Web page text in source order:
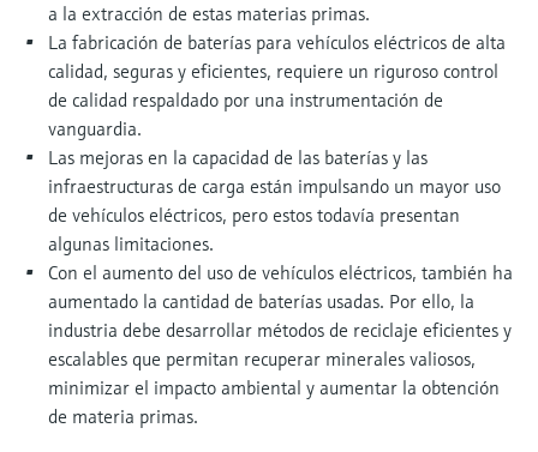
a la extracción de estas materias primas.
La fabricación de baterías para vehículos eléctricos de alta
calidad, seguras y eficientes, requiere un riguroso control
de calidad respaldado por una instrumentación de
vanguardia.
Las mejoras en la capacidad de las baterías y las
infraestructuras de carga están impulsando un mayor uso
de vehículos eléctricos, pero estos todavía presentan
algunas limitaciones.
Con el aumento del uso de vehículos eléctricos, también ha
aumentado la cantidad de baterías usadas. Por ello, la
industria debe desarrollar métodos de reciclaje eficientes y
escalables que permitan recuperar minerales valiosos,
minimizar el impacto ambiental y aumentar la obtención
de materia primas.